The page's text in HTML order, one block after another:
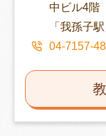
中ビル4階
「我孫子
04-7157-